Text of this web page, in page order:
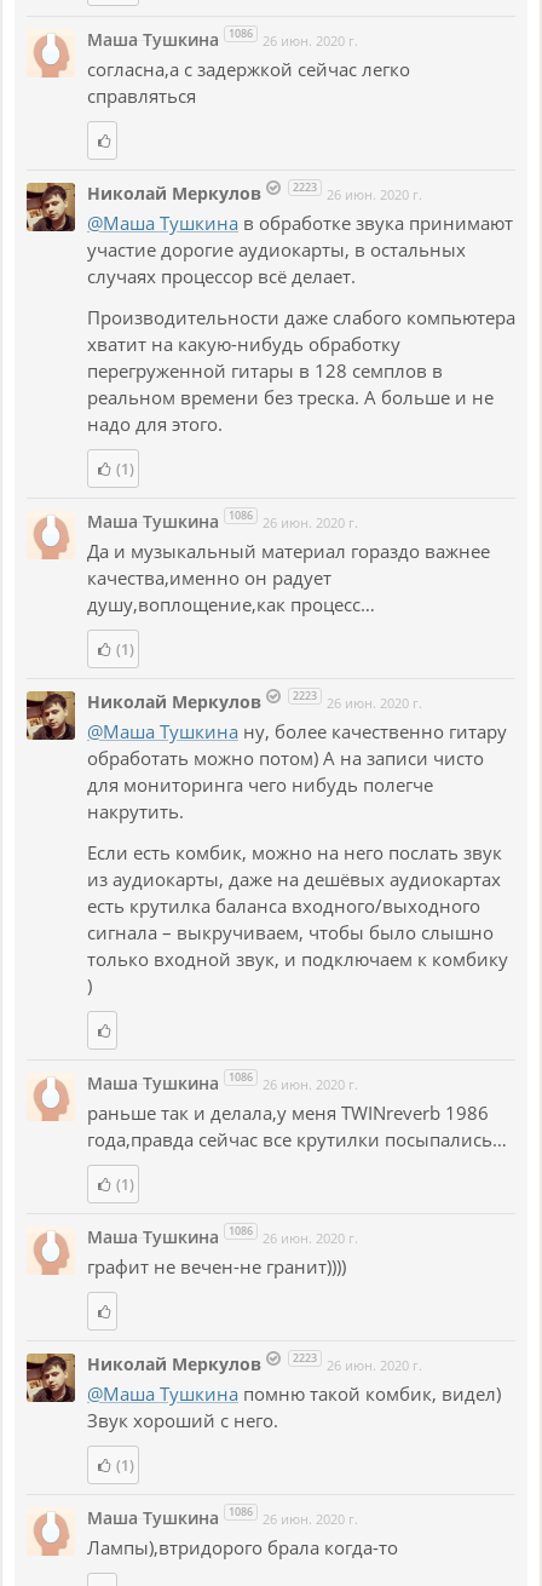
Маша Тушкина 1086 26 июн. 2020 г.
согласна,а с задержкой сейчас легко
справляться
Николай Меркулов 2223 26 июн. 2020 г.
@Маша Тушкина в обработке звука принимают
участие дорогие аудиокарты, в остальных
случаях процессор всё делает.
Производительности даже слабого компьютера
хватит на какую-нибудь обработку
перегруженной гитары в 128 семплов в
реальном времени без треска. А больше и не
надо для этого.
(1)
Маша Тушкина 1086 26 июн. 2020 г.
Да и музыкальный материал гораздо важнее
качества,именно он радует
душу,воплощение,как процесс…
(1)
Николай Меркулов 2223 26 июн. 2020 г.
@Маша Тушкина ну, более качественно гитару
обработать можно потом) А на записи чисто
для мониторинга чего нибудь полегче
накрутить.
Если есть комбик, можно на него послать звук
из аудиокарты, даже на дешёвых аудиокартах
есть крутилка баланса входного/выходного
сигнала – выкручиваем, чтобы было слышно
только входной звук, и подключаем к комбику
)
Маша Тушкина 1086 26 июн. 2020 г.
раньше так и делала,у меня TWINreverb 1986
года,правда сейчас все крутилки посыпались…
(1)
Маша Тушкина 1086 26 июн. 2020 г.
графит не вечен-не гранит))))
Николай Меркулов 2223 26 июн. 2020 г.
@Маша Тушкина помню такой комбик, видел)
Звук хороший с него.
(1)
Маша Тушкина 1086 26 июн. 2020 г.
Лампы),втридорого брала когда-то